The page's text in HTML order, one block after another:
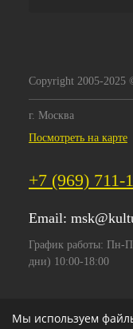
Copyright 2005-
г. Москва
Посмотреть на карте
+7 (969) 711-
Email:
График работы: Пн-
дни) 10:00-18:00
Мы используем